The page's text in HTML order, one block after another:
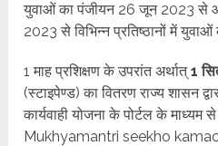
युवाओं का पंजीयन 26 जून 2023 से
2023 से विभिन्न प्रतिष्ठानों में युवाओं
1 माह प्रशिक्षण के उपरांत अर्थात्1
(स्टाइपेण्ड) का वितरण राज्य शासन
कार्यवाही योजना के पोर्टल के माध्यम
Mukhyamantri seekho kamao